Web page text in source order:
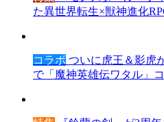
た異世界転生×獣神進化
コラボ ついに虎王＆影虎
で「魔神英雄伝ワタル」